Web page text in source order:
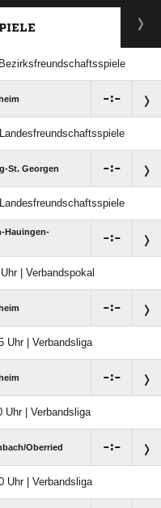
:
St. Georgen :
Hauingen-
:
| Verbandspokal
:
Uhr | Verbandsliga
:
Uhr | Verbandsliga
​Oberried :
Uhr | Verbandsliga